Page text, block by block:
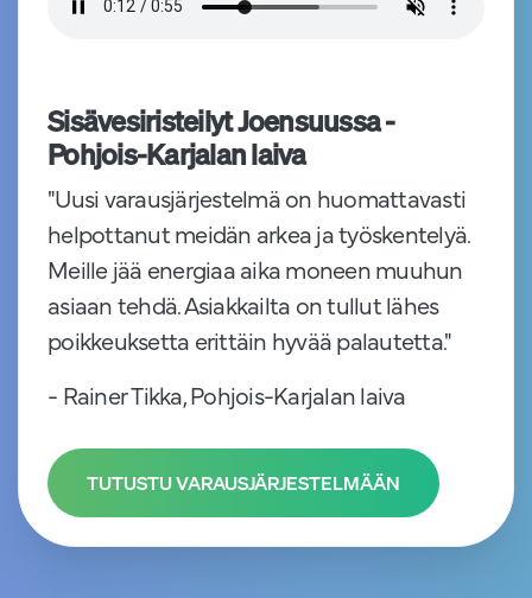
Sisävesiristeilyt Joensuussa -
Pohjois-Karjalan laiva
"Uusi varausjärjestelmä on huomattavasti
helpottanut meidän arkea ja työskentelyä.
Meille jää energiaa aika moneen muuhun
asiaan tehdä. Asiakkailta on tullut lähes
poikkeuksetta erittäin hyvää palautetta."
- Rainer Tikka, Pohjois-Karjalan laiva
TUTUSTU VARAUSJÄRJESTELMÄÄN